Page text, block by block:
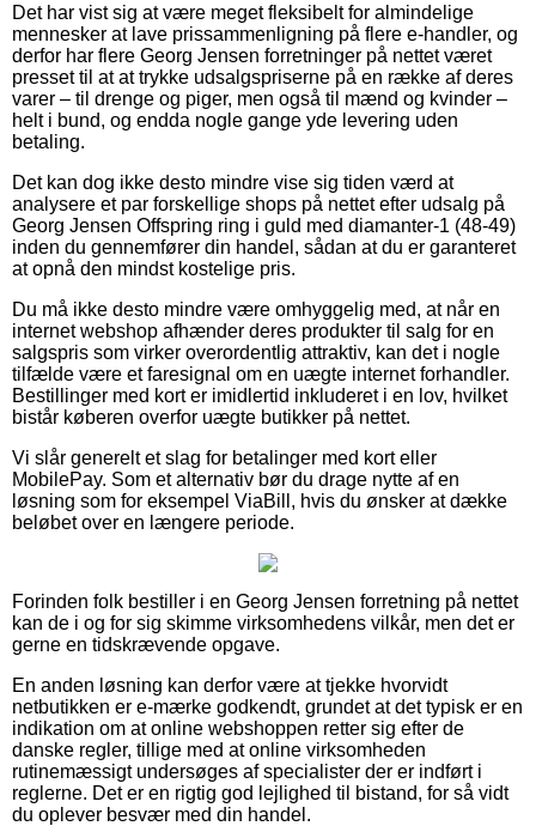
Det har vist sig at være meget fleksibelt for almindelige
mennesker at lave prissammenligning på flere e-handler, og
derfor har flere Georg Jensen forretninger på nettet været
presset til at at trykke udsalgspriserne på en række af deres
varer – til drenge og piger, men også til mænd og kvinder –
helt i bund, og endda nogle gange yde levering uden
betaling.
Det kan dog ikke desto mindre vise sig tiden værd at
analysere et par forskellige shops på nettet efter udsalg på
Georg Jensen Offspring ring i guld med diamanter-1 (48-49)
inden du gennemfører din handel, sådan at du er garanteret
at opnå den mindst kostelige pris.
Du må ikke desto mindre være omhyggelig med, at når en
internet webshop afhænder deres produkter til salg for en
salgspris som virker overordentlig attraktiv, kan det i nogle
tilfælde være et faresignal om en uægte internet forhandler.
Bestillinger med kort er imidlertid inkluderet i en lov, hvilket
bistår køberen overfor uægte butikker på nettet.
Vi slår generelt et slag for betalinger med kort eller
MobilePay. Som et alternativ bør du drage nytte af en
løsning som for eksempel ViaBill, hvis du ønsker at dække
beløbet over en længere periode.
Forinden folk bestiller i en Georg Jensen forretning på nettet
kan de i og for sig skimme virksomhedens vilkår, men det er
gerne en tidskrævende opgave.
En anden løsning kan derfor være at tjekke hvorvidt
netbutikken er e-mærke godkendt, grundet at det typisk er en
indikation om at online webshoppen retter sig efter de
danske regler, tillige med at online virksomheden
rutinemæssigt undersøges af specialister der er indført i
reglerne. Det er en rigtig god lejlighed til bistand, for så vidt
du oplever besvær med din handel.